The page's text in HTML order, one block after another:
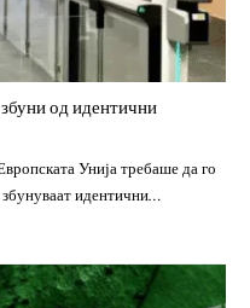
од идентични
Унија требаше да го
збунуваат идентични…